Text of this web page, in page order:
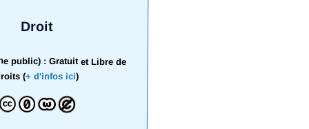
Droit
public) : Gratuit et Libre de
(+ d'infos ici)